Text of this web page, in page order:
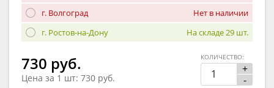
г. Волгоград
Нет в наличии
г. Ростов-на-Дону
На складе 29 шт.
730 руб.
Цена за 1 шт: 730 руб.
+
-
КОЛИЧЕСТВО: